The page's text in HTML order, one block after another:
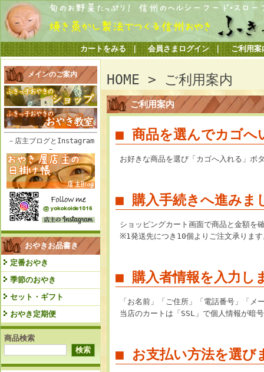
カートをみる｜ 会員さまログイン｜ ご利用案
メインのご案内
－店主ブログとInstagram
－
おやきお品書き
定番おやき
季節のおやき
セット・ギフト
おやき定期便
商品検索
HOME > ご利用案内
ご利用案内
■ 商品を選んでカゴへ
お好きな商品を選び「カゴへ入れる」ボ
■ 購入手続きへ進みま
ショッピングカート画面で商品と金額を
※1発送先につき10個よりご注文承りま
■ 購入者情報を入力し
「お名前」「ご住所」「電話番号」「
当店のカートは「SSL」で個人情報が暗
■ お支払い方法を選び